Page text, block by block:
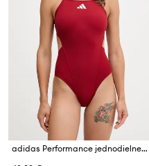
adidas Performance jednodielne plavky dámske Ripstream